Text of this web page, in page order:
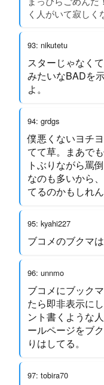
く人がいて寂しく
93: nikutetu
スターじゃなく
みたいなBADを
よ。
94: grdgs
僕悪くないヨチ
てて草。まあで
トぶりながら罵
なのも多いから
てるのかもしれ
95: kyahi227
ブコメのブクマ
96: unnmo
ブコメにブック
たら即非表示に
ント書くような
ールページをブ
りはしてる。
97: tobira70